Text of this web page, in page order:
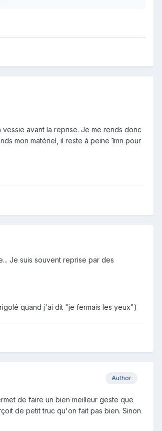
avant la reprise. Je me rends donc
mon matériel, il reste à peine 1mn pour
Je suis souvent reprise par des
quand j'ai dit "je fermais les yeux")
Author
de faire un bien meilleur geste que
de petit truc qu'on fait pas bien. Sinon